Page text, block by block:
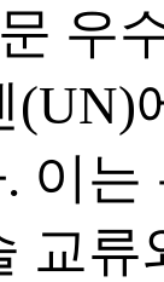
우
(UN)
이는
교류